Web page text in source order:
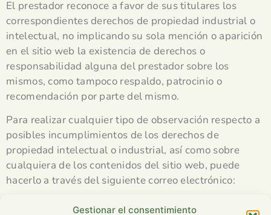
Gestionar el consentimiento
El prestador reconoce a favor de sus titulares los
correspondientes derechos de propiedad industrial o
intelectual, no implicando su sola mención o aparición
en el sitio web la existencia de derechos o
responsabilidad alguna del prestador sobre los
mismos, como tampoco respaldo, patrocinio o
recomendación por parte del mismo.
Para realizar cualquier tipo de observación respecto a
posibles incumplimientos de los derechos de
propiedad intelectual o industrial, así como sobre
cualquiera de los contenidos del sitio web, puede
hacerlo a través del siguiente correo electrónico:
serariadna@gmail.com